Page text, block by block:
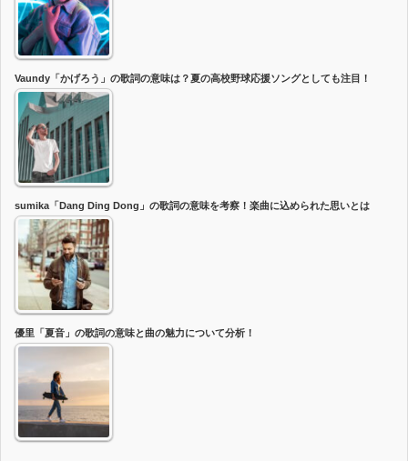
Vaundy「かげろう」の歌詞の意味は？夏の高校野球応援ソングとしても注目！
sumika「Dang Ding Dong」の歌詞の意味を考察！楽曲に込められた思いとは
優里「夏音」の歌詞の意味と曲の魅力について分析！